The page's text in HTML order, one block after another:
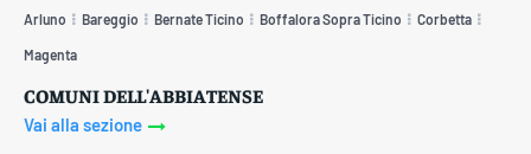
Arluno Bareggio Bernate Ticino Boffalora Sopra Ticino Corbetta
Magenta
COMUNI DELL'ABBIATENSE
Vai alla sezione